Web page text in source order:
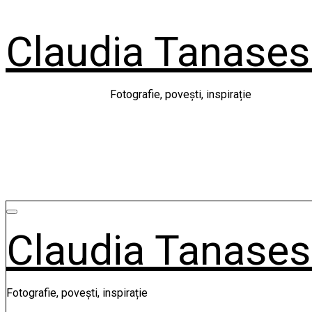
content
Claudia
Fotografie, povești, inspirație
Claudia
Fotografie, povești, inspirație